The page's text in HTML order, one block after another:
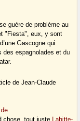
guère de problème au
"Fiesta", eux, y sont
Gascogne qui
des espagnolades et du
de Jean-Claude
chose, tout juste Lahitte-